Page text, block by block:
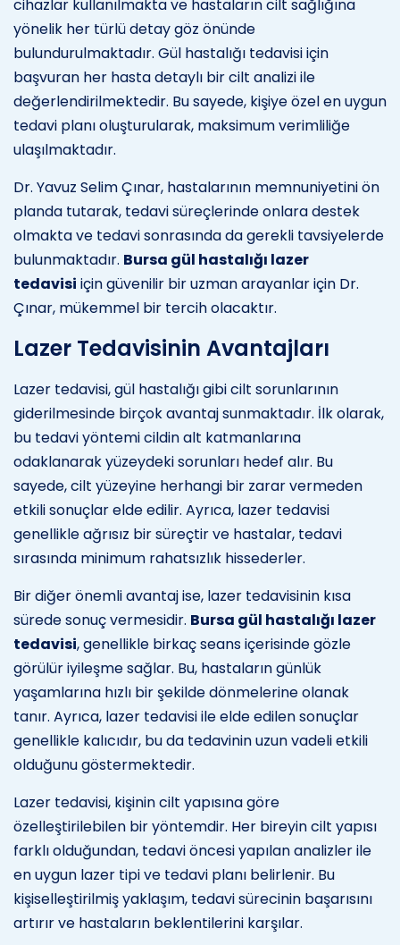
cihazlar kullanılmakta ve hastaların cilt sağlığına
yönelik her türlü detay göz önünde
bulundurulmaktadır. Gül hastalığı tedavisi için
başvuran her hasta detaylı bir cilt analizi ile
değerlendirilmektedir. Bu sayede, kişiye özel en uygun
tedavi planı oluşturularak, maksimum verimliliğe
ulaşılmaktadır.
Dr. Yavuz Selim Çınar, hastalarının memnuniyetini ön
planda tutarak, tedavi süreçlerinde onlara destek
olmakta ve tedavi sonrasında da gerekli tavsiyelerde
bulunmaktadır. Bursa gül hastalığı lazer
tedavisi için güvenilir bir uzman arayanlar için Dr.
Çınar, mükemmel bir tercih olacaktır.
Lazer Tedavisinin Avantajları
Lazer tedavisi, gül hastalığı gibi cilt sorunlarının
giderilmesinde birçok avantaj sunmaktadır. İlk olarak,
bu tedavi yöntemi cildin alt katmanlarına
odaklanarak yüzeydeki sorunları hedef alır. Bu
sayede, cilt yüzeyine herhangi bir zarar vermeden
etkili sonuçlar elde edilir. Ayrıca, lazer tedavisi
genellikle ağrısız bir süreçtir ve hastalar, tedavi
sırasında minimum rahatsızlık hissederler.
Bir diğer önemli avantaj ise, lazer tedavisinin kısa
sürede sonuç vermesidir. Bursa gül hastalığı lazer
tedavisi, genellikle birkaç seans içerisinde gözle
görülür iyileşme sağlar. Bu, hastaların günlük
yaşamlarına hızlı bir şekilde dönmelerine olanak
tanır. Ayrıca, lazer tedavisi ile elde edilen sonuçlar
genellikle kalıcıdır, bu da tedavinin uzun vadeli etkili
olduğunu göstermektedir.
Lazer tedavisi, kişinin cilt yapısına göre
özelleştirilebilen bir yöntemdir. Her bireyin cilt yapısı
farklı olduğundan, tedavi öncesi yapılan analizler ile
en uygun lazer tipi ve tedavi planı belirlenir. Bu
kişiselleştirilmiş yaklaşım, tedavi sürecinin başarısını
artırır ve hastaların beklentilerini karşılar.